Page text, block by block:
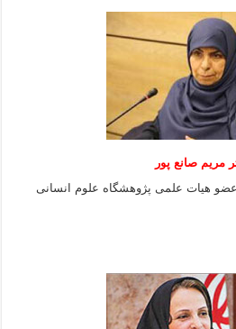
مریم صانع پور
هیات علمی پژوهشگاه علوم انسانی